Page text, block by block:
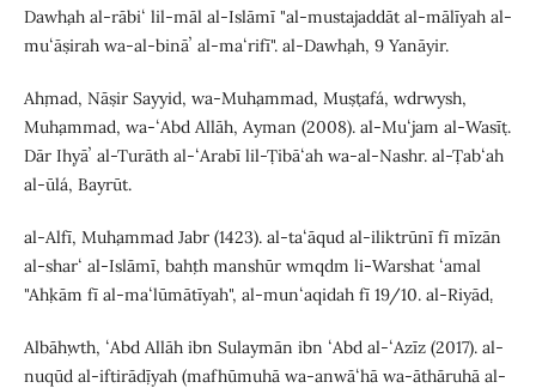
Dawḥah al-rābiʻ lil-māl al-Islāmī "al-mustajaddāt al-mālīyah al-
muʻāṣirah wa-al-bināʼ al-maʻrifī". al-Dawḥah, 9 Yanāyir.
Aḥmad, Nāṣir Sayyid, wa-Muḥammad, Muṣṭafá, wdrwysh,
Muḥammad, wa-ʻAbd Allāh, Ayman (2008). al-Muʻjam al-Wasīṭ.
Dār Iḥyāʼ al-Turāth al-ʻArabī lil-Ṭibāʻah wa-al-Nashr. al-Ṭabʻah
al-ūlá, Bayrūt.
al-Alfī, Muḥammad Jabr (1423). al-taʻāqud al-iliktrūnī fī mīzān
al-sharʻ al-Islāmī, baḥth manshūr wmqdm li-Warshat ʻamal
"Aḥkām fī al-maʻlūmātīyah", al-munʻaqidah fī 19/10. al-Riyāḍ.
Albāḥwth, ʻAbd Allāh ibn Sulaymān ibn ʻAbd al-ʻAzīz (2017). al-
nuqūd al-iftirāḍīyah (mafhūmuhā wa-anwāʻhā wa-āthāruhā al-